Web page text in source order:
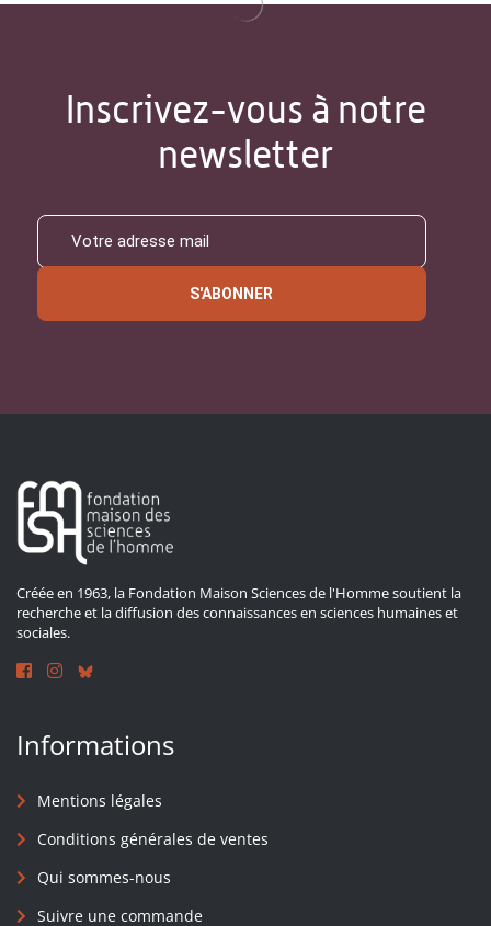
Inscrivez-vous à notre
newsletter
S'ABONNER
Créée en 1963, la Fondation Maison Sciences de l'Homme soutient la
recherche et la diffusion des connaissances en sciences humaines et
sociales.
Informations
Mentions légales
Conditions générales de ventes
Qui sommes-nous
Suivre une commande